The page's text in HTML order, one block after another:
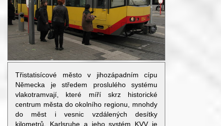
Třistatisícové město v jihozápadním cípu
Německa je středem proslulého systému
vlakotramvají, které míří skrz historické
centrum města do okolního regionu, mnohdy
do měst i vesnic vzdálených desítky
kilometrů. Karlsruhe a jeho systém KVV je